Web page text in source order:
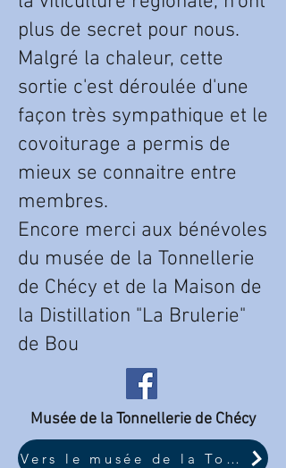
plus de secret pour nous.
Malgré la chaleur, cette
sortie c'est déroulée d'une
façon très sympathique et le
covoiturage a permis de
mieux se connaitre entre
membres.
Encore merci aux bénévoles
du musée de la Tonnellerie
de Chécy et de la Maison de
la Distillation "La Brulerie"
de Bou
Musée de la Tonnellerie de Chécy
Vers le musée de la Tonnellerie